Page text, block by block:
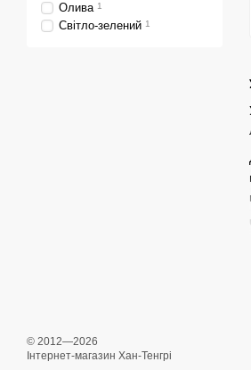
Олива 1
Світло-зелений 1
© 2012—2026
Інтернет-магазин Хан-Тенгрі